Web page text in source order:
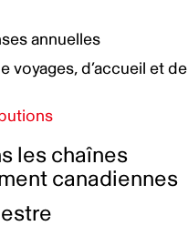
authentique
l’auto-identification
annuelles
voyages, d’accueil et de
les chaînes
canadiennes